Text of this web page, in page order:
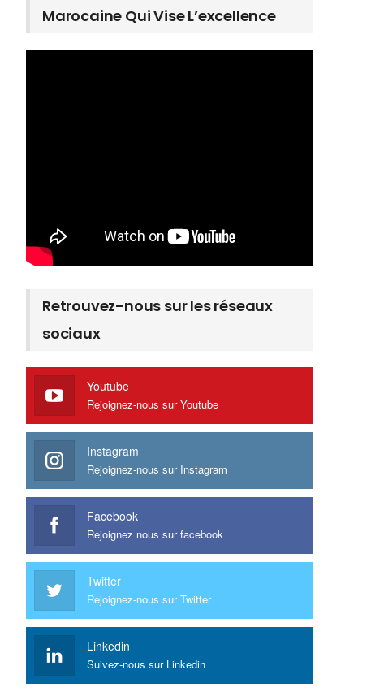
Marocaine Qui Vise L’excellence
Retrouvez-nous sur les réseaux
sociaux
Youtube
Rejoignez-nous sur Youtube
Instagram
Rejoignez-nous sur Instagram
Facebook
Rejoignez nous sur facebook
Twitter
Rejoignez-nous sur Twitter
Linkedin
Suivez-nous sur Linkedin